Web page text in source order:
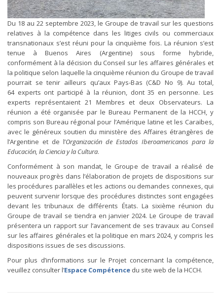
Du 18 au 22 septembre 2023, le Groupe de travail sur les questions
relatives à la compétence dans les litiges civils ou commerciaux
transnationaux s’est réuni pour la cinquième fois. La réunion s’est
tenue à Buenos Aires (Argentine) sous forme hybride,
conformément à la décision du Conseil sur les affaires générales et
la politique selon laquelle la cinquième réunion du Groupe de travail
pourrait se tenir ailleurs qu’aux Pays-Bas (C&D No 9). Au total,
64 experts ont participé à la réunion, dont 35 en personne. Les
experts représentaient 21 Membres et deux Observateurs. La
réunion a été organisée par le Bureau Permanent de la HCCH, y
compris son Bureau régional pour l’Amérique latine et les Caraïbes,
avec le généreux soutien du ministère des Affaires étrangères de
l’Argentine et de l’Organización de Estados Iberoamericanos para la
Educación, la Ciencia y la Cultura.
Conformément à son mandat, le Groupe de travail a réalisé de
nouveaux progrès dans l’élaboration de projets de dispositions sur
les procédures parallèles et les actions ou demandes connexes, qui
peuvent survenir lorsque des procédures distinctes sont engagées
devant les tribunaux de différents États. La sixième réunion du
Groupe de travail se tiendra en janvier 2024. Le Groupe de travail
présentera un rapport sur l’avancement de ses travaux au Conseil
sur les affaires générales et la politique en mars 2024, y compris les
dispositions issues de ses discussions.
Pour plus d’informations sur le Projet concernant la compétence,
veuillez consulter l’Espace Compétence du site web de la HCCH.